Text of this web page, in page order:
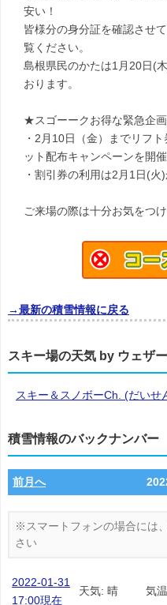
安い！
皆様分の身分証を確認させ
覧ください。
島根県民のかたは1月20日(
おります。
★スゴーークお得な緊急企
・2月10日（金）までリフ
ット配布キャンペーンを開
・割引券の利用は2月1日(火
ご来場の際は十分お気をつ
→最新の積雪情報に戻る
スキー場の天気 by ウェザ
スキー＆スノボーCh. (だいせ
積雪情報のバックナンバー
前月へ
2022-01-31
17:00現在
天気: 晴 気